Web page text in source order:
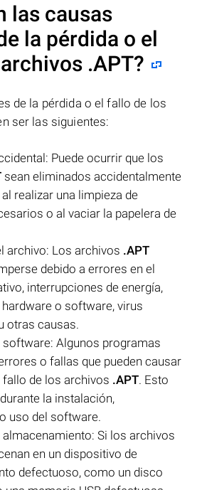
las causas
la pérdida o el
.APT?
de la pérdida o el fallo de los
ser las siguientes:
Puede ocurrir que los
sean eliminados accidentalmente
realizar una limpieza de
o al vaciar la papelera de
archivo: Los archivos .APT
debido a errores en el
interrupciones de energía,
o software, virus
otras causas.
software: Algunos programas
o fallas que pueden causar
fallo de los archivos .APT. Esto
la instalación,
uso del software.
Si los archivos
en un dispositivo de
defectuoso, como un disco